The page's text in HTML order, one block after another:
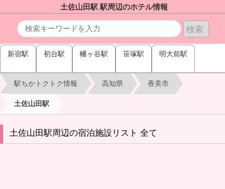
土佐山田駅 駅周辺のホテル情報
新宿駅 初台駅 幡ヶ谷駅 笹塚駅 明大前駅
駅ちかトクトク情報 高知県 香美市
土佐山田駅
土佐山田駅周辺の宿泊施設リスト 全て